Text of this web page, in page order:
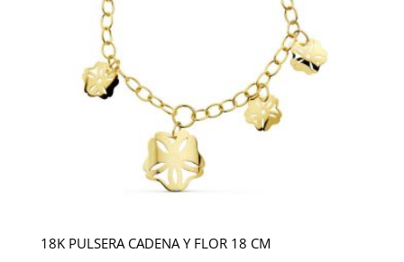
18K PULSERA CADENA Y FLOR 18 CM